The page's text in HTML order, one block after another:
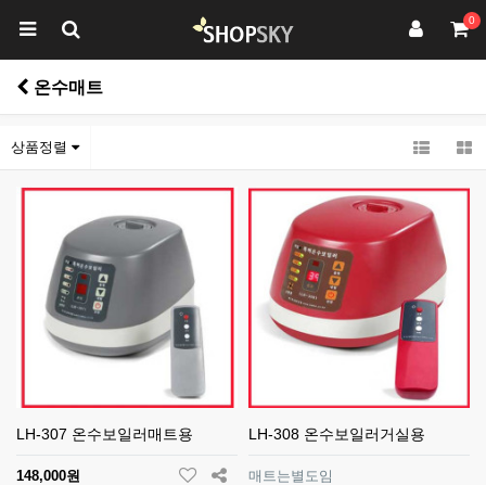
0
온수매트
상품정렬
LH-307 온수보일러매트용
148,000원
LH-308 온수보일러거실용
매트는별도임